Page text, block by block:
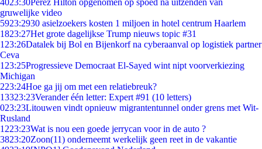
4023:30Perez Hilton opgenomen op spoed na uitzenden van
gruwelijke video
5923:2930 asielzoekers kosten 1 miljoen in hotel centrum Haarlem
1823:27Het grote dagelijkse Trump nieuws topic #31
1 23:26Datalek bij Bol en Bijenkorf na cyberaanval op logistiek partner
Ceva
1 23:25Progressieve Democraat El-Sayed wint nipt voorverkiezing
Michigan
223:24Hoe ga jij om met een relatiebreuk?
13323:23Verander één letter: Expert #91 (10 letters)
023:23Litouwen vindt opnieuw migrantentunnel onder grens met Wit-
Rusland
1223:23Wat is nou een goede jerrycan voor in de auto ?
3823:20Zoon(11) onderneemt werkelijk geen reet in de vakantie